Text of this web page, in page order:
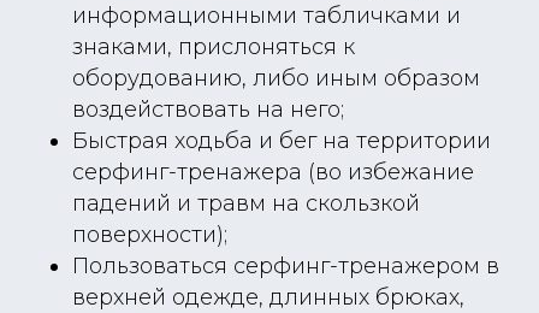
информационными табличками и
знаками, прислоняться к
оборудованию, либо иным образом
воздействовать на него;
Быстрая ходьба и бег на территории
серфинг-тренажера (во избежание
падений и травм на скользкой
поверхности);
Пользоваться серфинг-тренажером в
верхней одежде, длинных брюках,